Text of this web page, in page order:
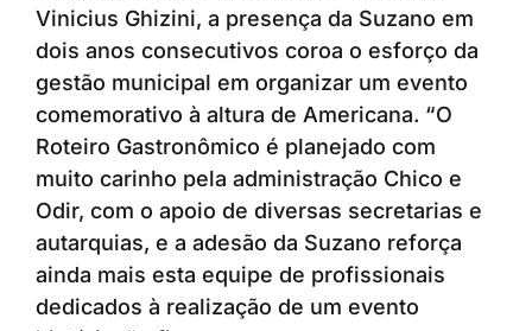
Vinicius Ghizini, a presença da Suzano em
dois anos consecutivos coroa o esforço da
gestão municipal em organizar um evento
comemorativo à altura de Americana. “O
Roteiro Gastronômico é planejado com
muito carinho pela administração Chico e
Odir, com o apoio de diversas secretarias e
autarquias, e a adesão da Suzano reforça
ainda mais esta equipe de profissionais
dedicados à realização de um evento